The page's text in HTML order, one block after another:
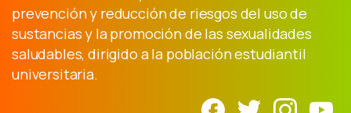
prevención y reducción de riesgos del uso de
sustancias y la promoción de las sexualidades
saludables, dirigido a la población estudiantil
universitaria.